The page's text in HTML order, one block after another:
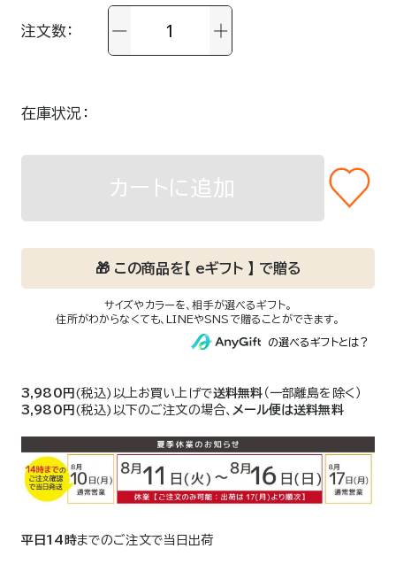
注文数
在庫状況
カートに追加
3,980円 (税込)以上お買い上げで送料無料 （一部離島を除く）
3,980円 (税込)以下のご注文の場合、 メール便は送料無料
平日14時までのご注文で当日出荷